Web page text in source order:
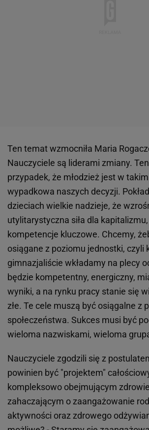
Ten temat wzmocniła Maria
Nauczyciele są liderami zmiany.
przypadek, że młodzież jest w
wypadkowa naszych decyzji.
dzieciach wielkie nadzieje, że
utylitarystyczna siła dla
kompetencje kluczowe. Chcemy,
osiągane z poziomu jednostki, czyli
gimnazjaliście wkładamy na plecy
będzie kompetentny, energiczny,
wyniki, a na rynku pracy stanie się
złe. Te cele muszą być osiągalne z
społeczeństwa. Sukces musi być
wieloma nazwiskami, wieloma
Nauczyciele zgodzili się z
powinien być "projektem"
kompleksowo obejmującym
zahaczającym o zaangażowanie
aktywności oraz zdrowego